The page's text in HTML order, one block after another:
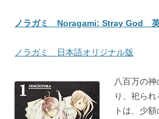
ノラガミ Noragami: Stray God 英
ノラガミ 日本語オリジナル版
八百万の
り、祀ら
トは、少